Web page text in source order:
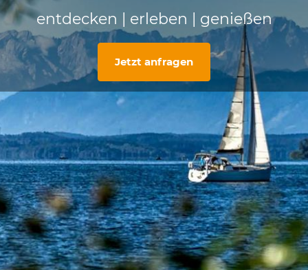
entdecken | erleben | genießen
Jetzt anfragen